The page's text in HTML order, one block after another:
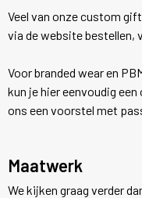
Thermokleding
Arm- en
Bodywarmers
Bodywarmers en Gilets
Caps, Hoeden en
Handschoenen en Sjaals
Hoofdbescherming
Gezichtsmaskers en
Oog- en
Elektronica, Gadgets
Huis, Tuin en Keuken
Kinderen, Peuters en
Industrie
Zorg & Welzijn
Event & Beurs
Veel van onze custom
via de website bestellen,
Voor branded wear en
kun je hier eenvoudig
ons een voorstel met
Maatwerk
We kijken graag verder